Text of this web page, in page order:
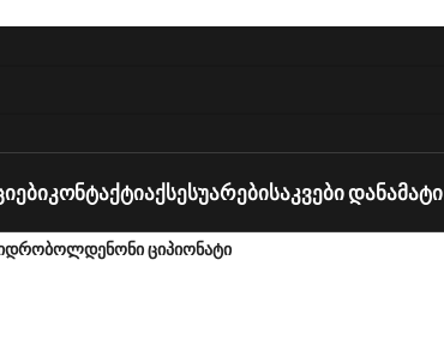
ᲙᲝᲜᲢᲐᲥᲢᲘᲐᲥᲡᲔᲡᲣᲐᲠᲔᲑᲘᲡᲐᲙᲕᲔᲑᲘ ᲓᲐᲜᲐᲛᲐᲢᲘ
ციპიონატი